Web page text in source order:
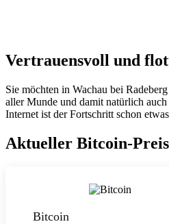
Vertrauensvoll und
Sie möchten in Wachau bei
aller Munde und damit natürlich
Internet ist der Fortschritt schon
Aktueller Bitcoin-Preis
Bitcoin